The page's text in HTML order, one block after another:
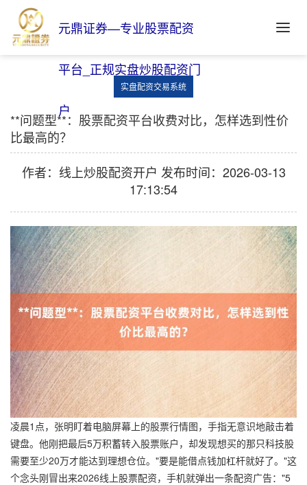
元鼎证券—专业股票配资
平台_正规实盘炒股配资门
户
实盘配资交易系统
**问题型**：股票配资平台收费对比，怎样选到性价
比最高的？
作者：线上炒股配资开户 发布时间：2026-03-13
17:13:54
凌晨1点，张明盯着电脑屏幕上的股票行情图，手指无意识地敲击着
键盘。他刚把最后5万积蓄转入股票账户，却发现想买的那只科技股
需要至少20万才能达到理想仓位。"要是能借点钱加杠杆就好了。"这
个念头刚冒出来2026线上股票配资，手机就弹出一条配资广告："5